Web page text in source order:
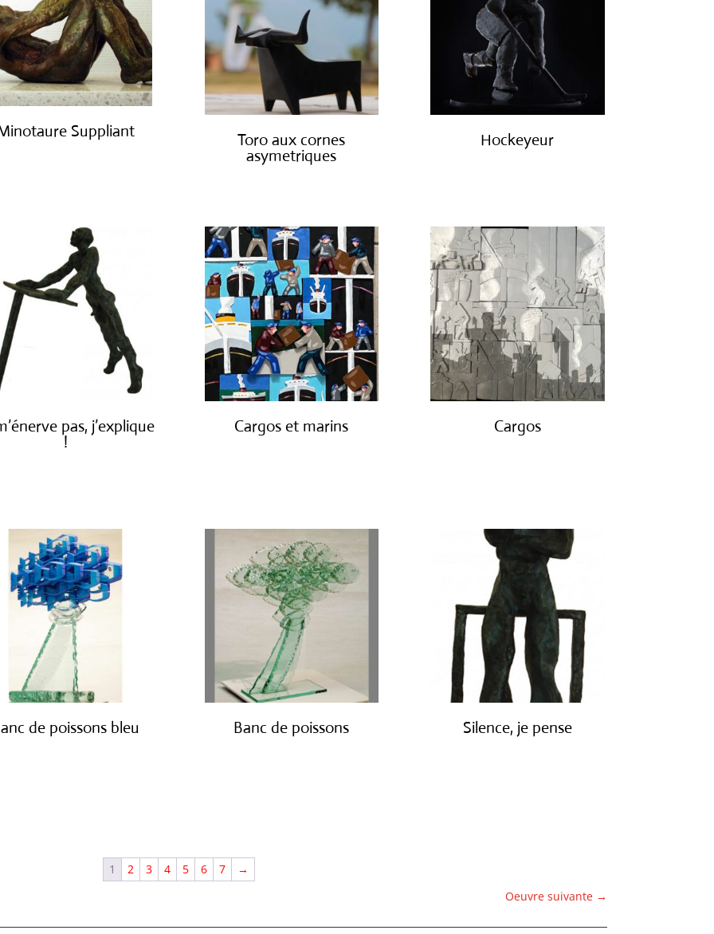
Suppliant
Toro aux cornes
asymetriques
Hockeyeur
pas, j’explique
!
Cargos et marins Cargos
de poissons bleu Banc de poissons Silence, je pense
1 2 3 4 5 6 7
→
Oeuvre suivante→